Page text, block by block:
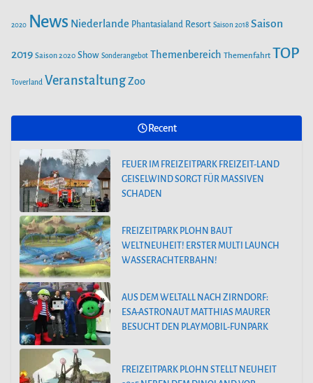
2020 News Niederlande Phantasialand Resort Saison 2018 Saison
2019 Saison 2020 Show Sonderangebot Themenbereich Themenfahrt TOP
Toverland VeranstaltungZoo
Recent
FEUER IM FREIZEITPARK FREIZEIT-LAND
GEISELWIND SORGT FÜR MASSIVEN
SCHADEN
FREIZEITPARK PLOHN BAUT
WELTNEUHEIT! ERSTER MULTI LAUNCH
WASSERACHTERBAHN!
AUS DEM WELTALL NACH ZIRNDORF:
ESA-ASTRONAUT MATTHIAS MAURER
BESUCHT DEN PLAYMOBIL-FUNPARK
FREIZEITPARK PLOHN STELLT NEUHEIT